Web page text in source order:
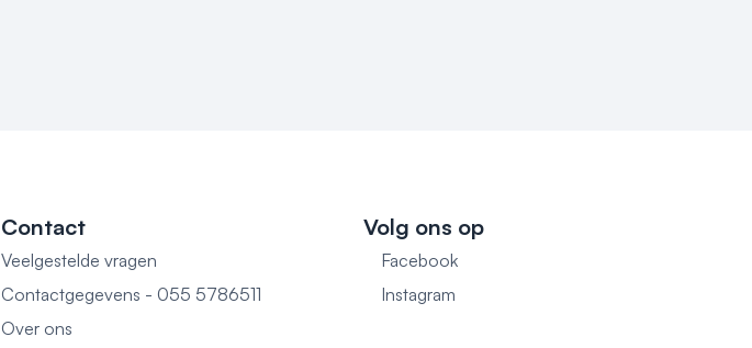
Contact
Veelgestelde vragen
Contactgegevens - 055 5786511
Over ons
Volg ons op
Facebook
Instagram